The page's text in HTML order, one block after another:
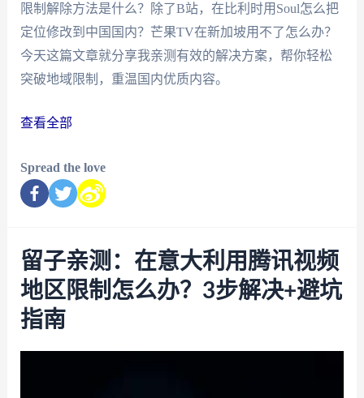
限制解除方法是什么？除了B站，在比利时用Soul怎么把
定位修改到中国国内？芒果TV在新加坡用不了怎么办？
今天这篇文章就分享我亲测有效的解决方案，帮你轻松
突破地域限制，重温国内优质内容。
查看全部
Spread the love
留子亲测：在意大利用腾讯视频
地区限制怎么办？3步解决+避坑
指南